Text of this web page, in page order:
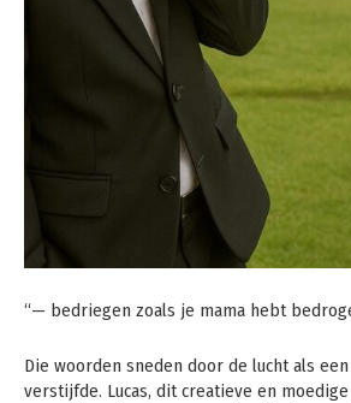
“— bedriegen zoals je mama hebt
Die woorden sneden door de lucht als een
verstijfde. Lucas, dit creatieve en